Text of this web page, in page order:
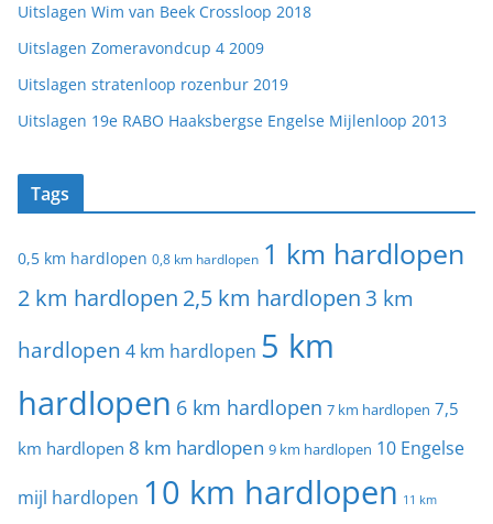
Uitslagen Wim van Beek Crossloop 2018
Uitslagen Zomeravondcup 4 2009
Uitslagen stratenloop rozenbur 2019
Uitslagen 19e RABO Haaksbergse Engelse Mijlenloop 2013
Tags
0,5 km hardlopen 0,8 km hardlopen 1 km hardlopen
2 km hardlopen 2,5 km hardlopen 3 km
hardlopen 4 km hardlopen 5 km
hardlopen 6 km hardlopen 7 km hardlopen 7,5
km hardlopen 8 km hardlopen 9 km hardlopen 10 Engelse
mijl hardlopen 10 km hardlopen 11 km